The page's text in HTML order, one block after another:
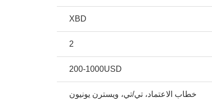
XBD
2
200-1000USD
خطاب الاعتماد، تي/تي، ويسترن يونيون